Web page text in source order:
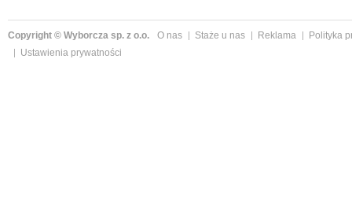
Copyright © Wyborcza sp. z o.o. O nas Staże u nas Reklama
Polityka
Ustawienia prywatności